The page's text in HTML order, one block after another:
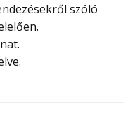
szóló